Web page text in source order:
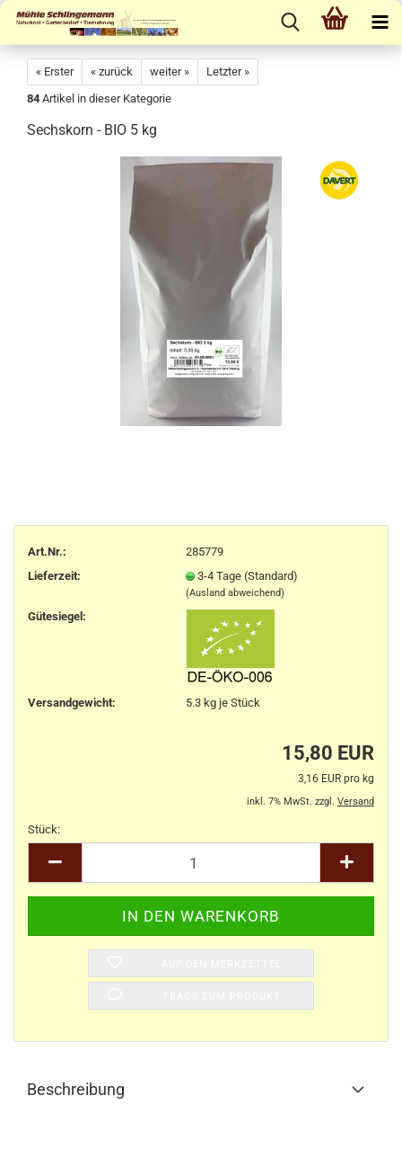
« Erster « zurück weiter »
Letzter »
84 Artikel in dieser Kategorie
Sechskorn - BIO 5 kg
Art.Nr.:
285779
Lieferzeit:
3-4 Tage (Standard)
(Ausland abweichend)
Gütesiegel:
Versandgewicht: 5.3kg je Stück
15,80 EUR
3,16 EUR pro kg
inkl. 7% MwSt. zzgl. Versand
Stück:
Beschreibung